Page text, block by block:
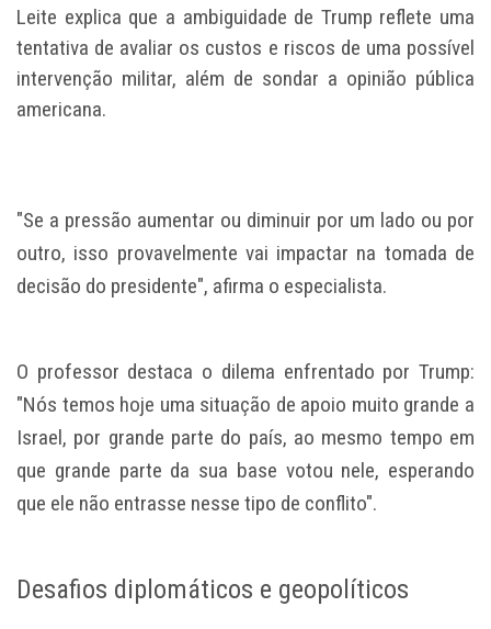
Leite explica que a ambiguidade de Trump reflete uma
tentativa de avaliar os custos e riscos de uma possível
intervenção militar, além de sondar a opinião pública
americana.
"Se a pressão aumentar ou diminuir por um lado ou por
outro, isso provavelmente vai impactar na tomada de
decisão do presidente", afirma o especialista.
O professor destaca o dilema enfrentado por Trump:
"Nós temos hoje uma situação de apoio muito grande a
Israel, por grande parte do país, ao mesmo tempo em
que grande parte da sua base votou nele, esperando
que ele não entrasse nesse tipo de conflito".
Desafios diplomáticos e geopolíticos